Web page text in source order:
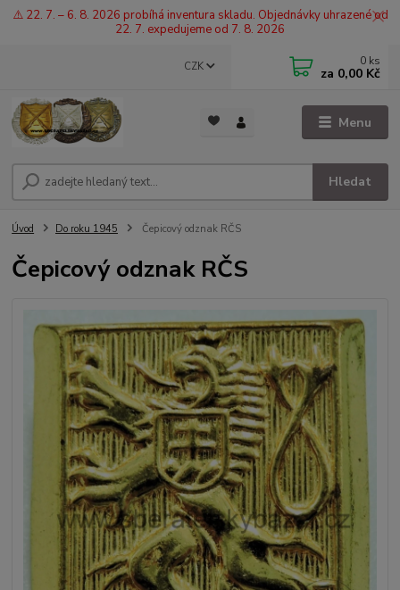
⚠️ 22. 7. – 6. 8. 2026 probíhá inventura skladu. Objednávky uhrazené od
22. 7. expedujeme od 7. 8. 2026
Menu
CZK
Hledat
0 ks
za 0,00 Kč
Úvod Do roku 1945 Čepicový odznak RČS
Čepicový odznak RČS